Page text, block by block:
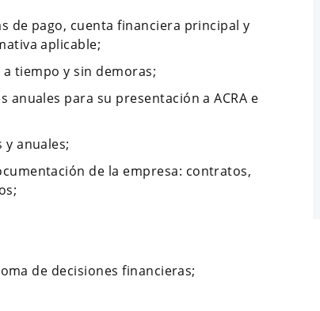
de pago, cuenta financiera principal y
aplicable;
tiempo y sin demoras;
para su presentación a ACRA e
anuales;
de la empresa: contratos,
de decisiones financieras;